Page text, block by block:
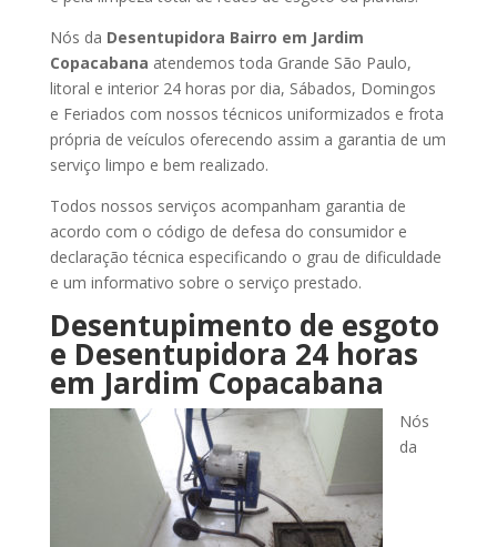
Nós da Desentupidora Bairro em Jardim
Copacabana atendemos toda Grande São Paulo,
litoral e interior 24 horas por dia, Sábados, Domingos
e Feriados com nossos técnicos uniformizados e frota
própria de veículos oferecendo assim a garantia de um
serviço limpo e bem realizado.
Todos nossos serviços acompanham garantia de
acordo com o código de defesa do consumidor e
declaração técnica especificando o grau de dificuldade
e um informativo sobre o serviço prestado.
Desentupimento de esgoto
e Desentupidora 24 horas
em Jardim Copacabana
Nós
da